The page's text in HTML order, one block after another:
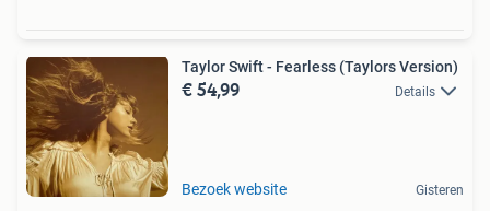
Taylor Swift - Fearless (Taylors Version)
€ 54,99 Details
Bezoek website Gisteren